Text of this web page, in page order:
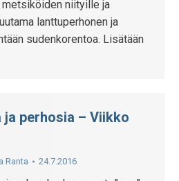
metsiköiden niityille ja
lanttuperhonen ja
sudenkorentoa. Lisätään
perhosia – Viikko
Ranta 24.7.2016